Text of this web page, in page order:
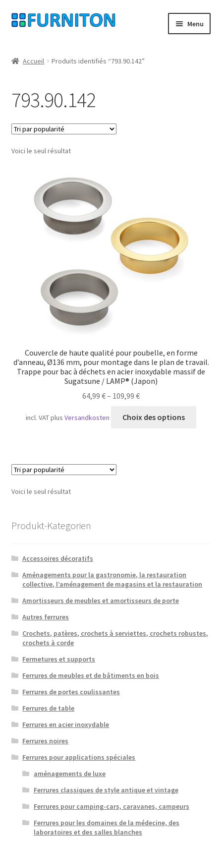
Aller
à
navigation
Aller
au
Menu
Protection des données
Droit de rétractation
Contact
Mentions légales
CONDITIONS GÉNÉRALES DE VENTE
Transport maritime
Accueil Produits identifiés “793.90.142”
793.90.142
Voici le seul résultat
Couvercle de haute qualité pour poubelle, en forme
d’anneau, Ø136 mm, pour montage dans le plan de travail.
Trappe pour bac à déchets en acier inoxydable massif de
Sugatsune / LAMP® (Japon)
64,99 €– 109,99 €
incl. VATplusVersandkosten Choix des options
produit
Voici le seul résultat
Produkt-Kategorien
Accessoires décoratifs
Aménagements pour la gastronomie, la restauration
collective, l’aménagement de magasins et la restauration
Amortisseurs de meubles et amortisseurs de porte
Autres ferrures
Crochets, patères, crochets à serviettes, crochets robustes,
crochets à corde
Fermetures et supports
Ferrures de meubles et de bâtiments en bois
Ferrures de portes coulissantes
Ferrures de table
Ferrures en acier inoxydable
Ferrures noires
Ferrures pour applications spéciales
aménagements de luxe
Ferrures classiques de style antique et vintage
Ferrures pour camping-cars, caravanes, campeurs
Ferrures pour les domaines de la médecine, des
laboratoires et des salles blanches